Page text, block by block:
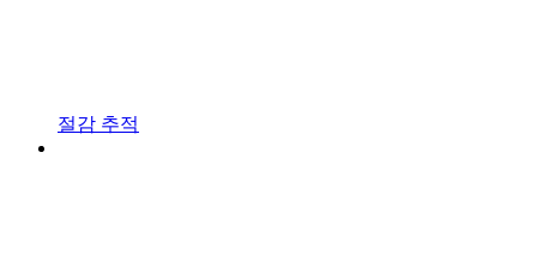
절감 추적